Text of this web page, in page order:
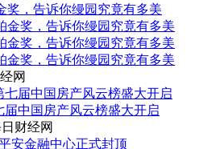
奖，告诉你缦园究竟有多美
网
中国房产风云榜盛大开启
财经网
安金融中心正式封顶